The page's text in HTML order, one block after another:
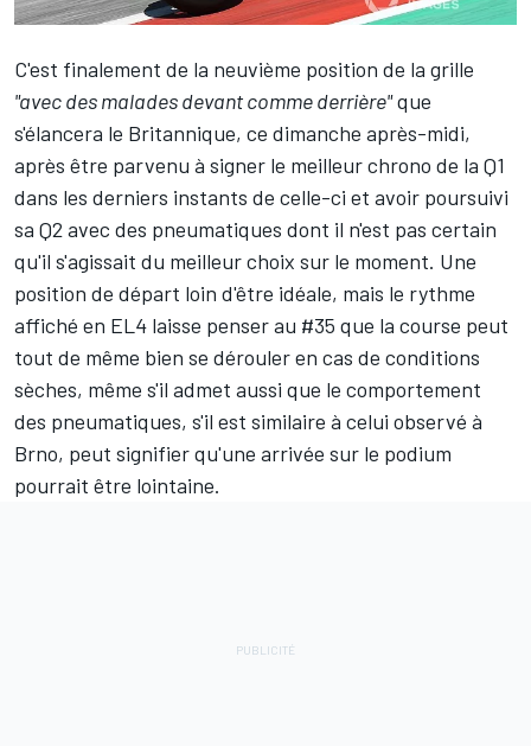
C'est finalement de la neuvième position de la grille
"avec des malades devant comme derrière"que
s'élancera le Britannique, ce dimanche après-midi,
après être parvenu à signer le meilleur chrono de la Q1
dans les derniers instants de celle-ci et avoir poursuivi
sa Q2 avec des pneumatiques dont il n'est pas certain
qu'il s'agissait du meilleur choix sur le moment. Une
position de départ loin d'être idéale, mais le rythme
affiché en EL4 laisse penser au #35 que la course peut
tout de même bien se dérouler en cas de conditions
sèches, même s'il admet aussi que le comportement
des pneumatiques, s'il est similaire à celui observé à
Brno, peut signifier qu'une arrivée sur le podium
pourrait être lointaine.